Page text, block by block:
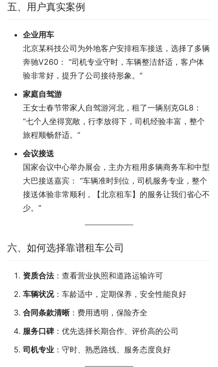
五、用户真实案例
企业用车
北京某科技公司为外地客户安排租车接送，选择了多辆
奔驰V260： “司机专业守时，车辆整洁舒适，客户体
验非常好，提升了公司接待形象。”
家庭自驾游
王女士春节带家人自驾游河北，租了一辆别克GL8：
“七个人坐得宽敞，行李放得下，司机经验丰富，整个
旅程顺畅舒适。”
会议接送
国家会议中心举办展会，主办方租用多辆商务车和中型
大巴接送嘉宾： “车辆准时到位，司机服务专业，整个
接送体验非常顺利，【北京租车】的服务让我们省心不
少。”
六、如何选择靠谱租车公司
资质合法：查看营业执照和道路运输许可
车辆状况：车龄适中，定期保养，安全性能良好
合同条款清晰：费用透明，保险齐全
服务口碑：优先选择长期合作、评价高的公司
司机专业 ：守时、熟悉路线、服务态度良好